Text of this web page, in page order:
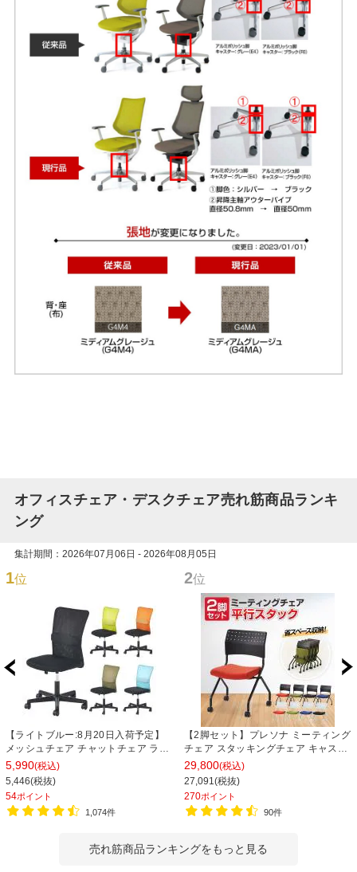
オフィスチェア・デスクチェア売れ筋商品ランキ
ング
集計期間：2026年07月06日 - 2026年08月05日
1位
【ライトブルー:8月20日入荷予定】
メッシュチェア チャットチェア ラン
バーサポート オフィスチェア デスク
チェア 会議椅子 幅580×奥行580×高
さ835-930mm
5,990(税込)
5,446(税抜)
54ポイント
1,074件
2位
【2脚セット】プレソナ ミーティング
チェア スタッキングチェア キャスタ
ー付き 座面クッション 幅570×奥行
565×高さ805mm 会議室 収納 法人
大人数 重ねる 会議用椅子 会議用チェ
ア
29,800(税込)
27,091(税抜)
270ポイント
90件
売れ筋商品ランキングをもっと見る